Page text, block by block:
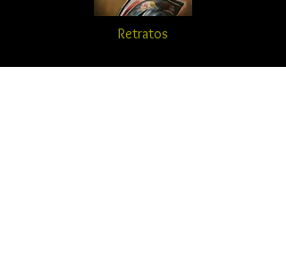
Retratos